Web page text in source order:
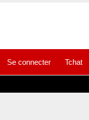
Se connecter Tchat